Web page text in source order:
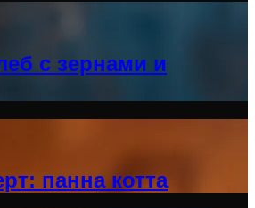
с зернами и
панна котта